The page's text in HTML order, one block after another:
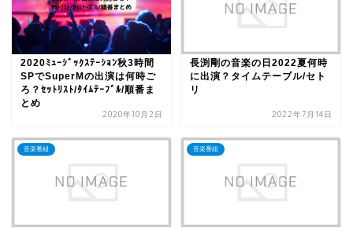
2020ﾐｭｰｼﾞｯｸｽﾃｰｼｮﾝ秋3時間
SPでSuperMの出演は何時ご
ろ？ｾｯﾄﾘｽﾄ/ﾀｲﾑﾃｰﾌﾞﾙ/順番ま
とめ
2020年10月2日
長渕剛の音楽の日2022夏何時
に出演？タイムテーブル/セト
リ
2022年7月14日
音楽番組 音楽番組